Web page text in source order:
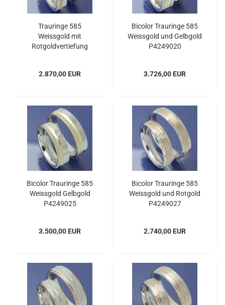
Trauringe 585
Weissgold mit
Rotgoldvertiefung
2.870,00 EUR
Bicolor Trauringe 585
Weissgold und Gelbgold
P4249020
3.726,00 EUR
Bicolor Trauringe 585
Weissgold Gelbgold
P4249025
3.500,00 EUR
Bicolor Trauringe 585
Weissgold und Rotgold
P4249027
2.740,00 EUR